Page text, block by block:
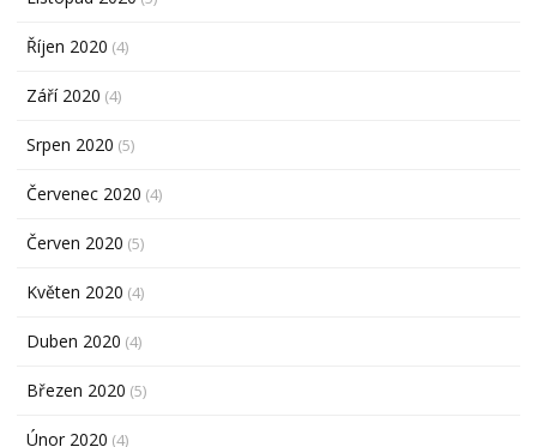
Říjen 2020 (4)
Září 2020 (4)
Srpen 2020 (5)
Červenec 2020 (4)
Červen 2020 (5)
Květen 2020 (4)
Duben 2020 (4)
Březen 2020 (5)
Únor 2020 (4)